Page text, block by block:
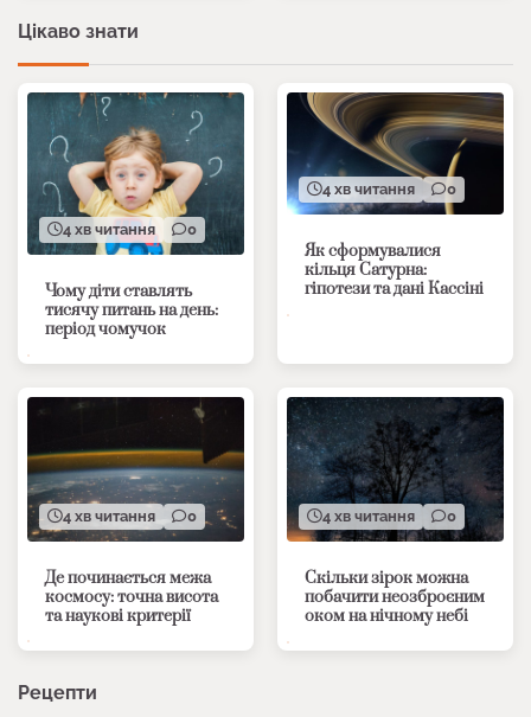
Цікаво знати
4 хв читання 0
Чому діти ставлять
тисячу питань на день:
період чомучок
4 хв читання 0
Як сформувалися
кільця Сатурна:
гіпотези та дані Кассіні
4 хв читання 0
Де починається межа
космосу: точна висота
та наукові критерії
4 хв читання 0
Скільки зірок можна
побачити неозброєним
оком на нічному небі
Рецепти